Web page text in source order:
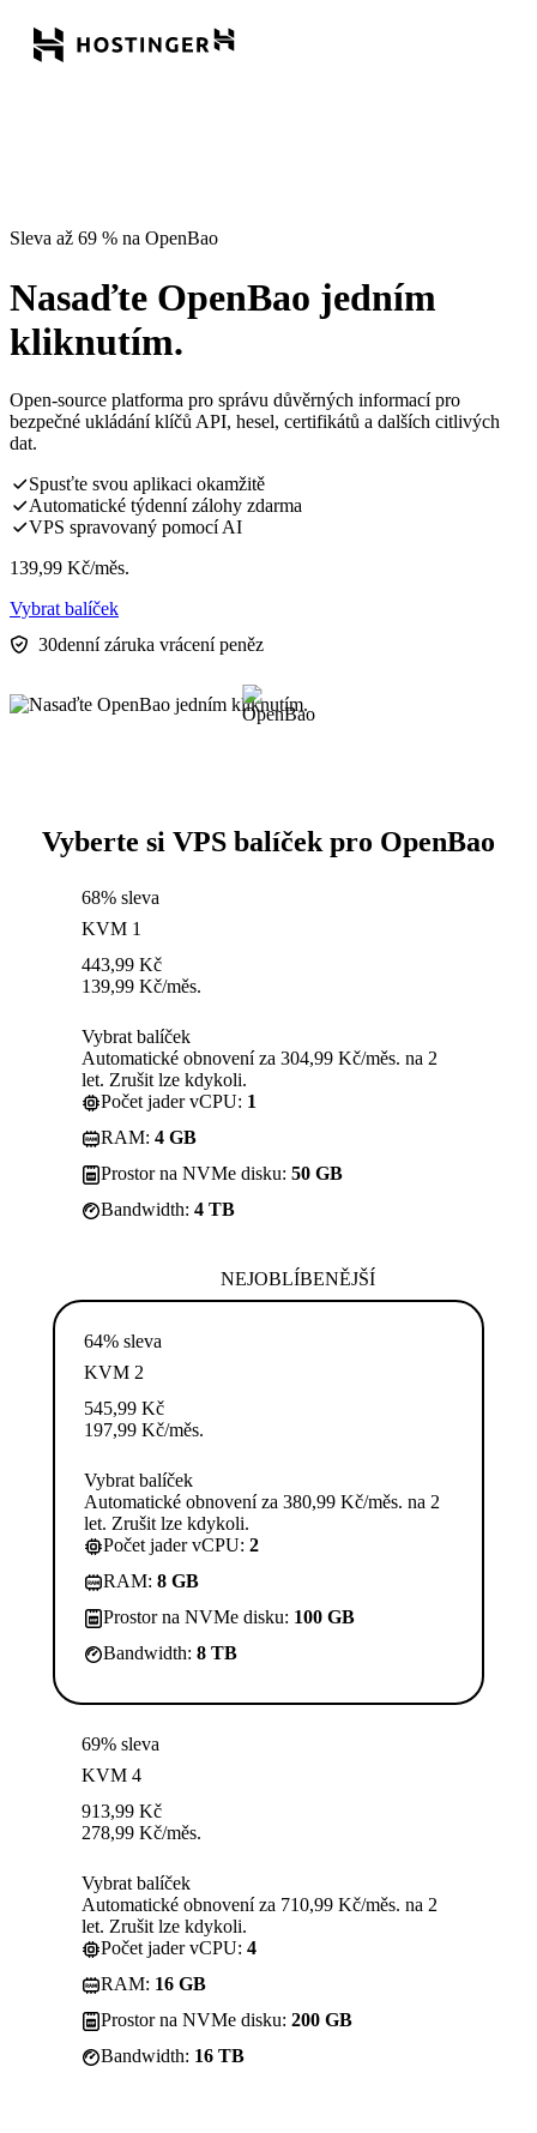
Sleva až 69 % na OpenBao
Nasaďte OpenBao jedním
kliknutím.
Open-source platforma pro správu důvěrných informací pro
bezpečné ukládání klíčů API, hesel, certifikátů a dalších citlivých
dat.
Spusťte svou aplikaci okamžitě
Automatické týdenní zálohy zdarma
VPS spravovaný pomocí AI
139,99 Kč/měs.
Vybrat balíček
30denní záruka vrácení peněz
Vyberte si VPS balíček pro OpenBao
68% sleva
KVM 1
443,99 Kč
139,99 Kč/měs.
Vybrat balíček
Automatické obnovení za 304,99 Kč/měs. na 2
let. Zrušit lze kdykoli.
Počet jader vCPU: 1
RAM: 4 GB
Prostor na NVMe disku: 50 GB
Bandwidth: 4 TB
NEJOBLÍBENĚJŠÍ
64% sleva
KVM 2
545,99 Kč
197,99 Kč/měs.
Vybrat balíček
Automatické obnovení za 380,99 Kč/měs. na 2
let. Zrušit lze kdykoli.
Počet jader vCPU: 2
RAM: 8 GB
Prostor na NVMe disku: 100 GB
Bandwidth: 8 TB
69% sleva
KVM 4
913,99 Kč
278,99 Kč/měs.
Vybrat balíček
Automatické obnovení za 710,99 Kč/měs. na 2
let. Zrušit lze kdykoli.
Počet jader vCPU: 4
RAM: 16 GB
Prostor na NVMe disku: 200 GB
Bandwidth: 16 TB